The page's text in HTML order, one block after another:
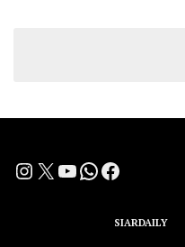
Instagram
X YouTube
WhatsApp
Facebook
SIARDAILY